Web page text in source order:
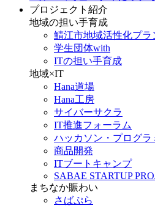
プロジェクト紹介
地域の担い手育成
鯖江市地域活性化プラ
学生団体with
ITの担い手育成
地域×IT
Hana道場
Hana工房
サイバーサクラ
IT推進フォーラム
ハッカソン・プログラ
商品開発
ITブートキャンプ
SABAE STARTUP
まちなか賑わい
さばぷら